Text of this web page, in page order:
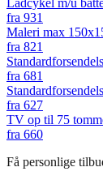
fra 931
Maleri max
fra 821
fra 681
fra 627
TV op til 75
fra 660
Få personlige